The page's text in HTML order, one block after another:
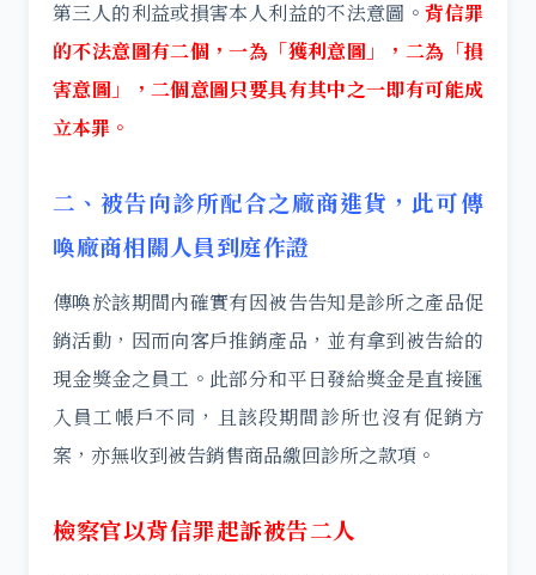
第三人的利益或損害本人利益的不法意圖。背信罪
的不法意圖有二個，一為「獲利意圖」，二為「損
害意圖」，二個意圖只要具有其中之一即有可能成
立本罪。
二、被告向診所配合之廠商進貨，此可傳
喚廠商相關人員到庭作證
傳喚於該期間內確實有因被告告知是診所之產品促
銷活動，因而向客戶推銷產品，並有拿到被告給的
現金獎金之員工。此部分和平日發給獎金是直接匯
入員工帳戶不同，且該段期間診所也沒有促銷方
案，亦無收到被告銷售商品繳回診所之款項。
檢察官以背信罪起訴被告二人